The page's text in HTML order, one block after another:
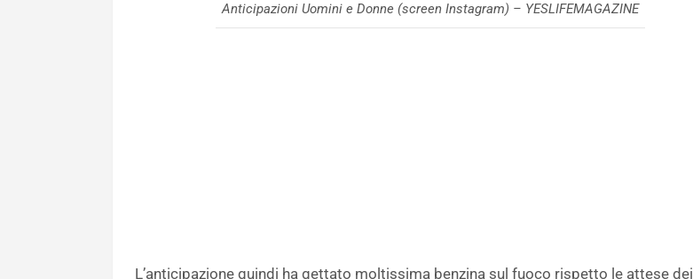
Anticipazioni Uomini e Donne (screen Instagram) – YESLIFEMAGAZINE
L’anticipazione quindi ha gettato moltissima benzina sul fuoco rispetto le attese dei